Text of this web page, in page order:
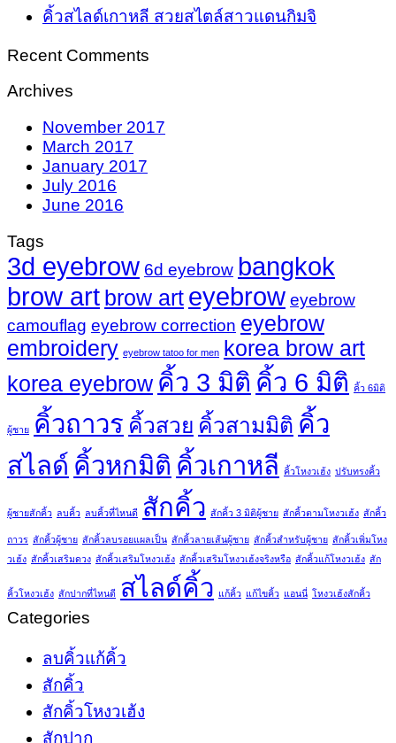
คิ้วสไลด์เกาหลี สวยสไตล์สาวแดนกิมจิ
Recent Comments
Archives
November 2017
March 2017
January 2017
July 2016
June 2016
Tags
3d eyebrow 6d eyebrow bangkok
brow art brow art eyebrow eyebrow
camouflag eyebrow correction eyebrow
embroidery eyebrow tatoo for men
korea brow art
korea eyebrow คิ้ว 3 มิติ คิ้ว 6 มิติ คิ้ว 6มิติ
ผู้ชาย คิ้วถาวร คิ้วสวย คิ้วสามมิติ คิ้ว
สไลด์ คิ้วหกมิติ คิ้วเกาหลี คิ้วโหงวเฮ้ง ปรับทรงคิ้ว
ผู้ชายสักคิ้ว ลบคิ้ว ลบคิ้วที่ไหนดี สักคิ้ว สักคิ้ว 3 มิติผู้ชาย สักคิ้วตามโหงวเฮ้ง สักคิ้ว
ถาวร สักคิ้วผู้ชาย สักคิ้วลบรอยแผลเป็น สักคิ้วลายเส้นผู้ชาย สักคิ้วสำหรับผู้ชาย สักคิ้วเพิ่มโหง
วเฮ้ง สักคิ้วเสริมดวง สักคิ้วเสริมโหงวเฮ้ง สักคิ้วเสริมโหงวเฮ้งจริงหรือ สักคิ้วแก้โหงวเฮ้ง สัก
คิ้วโหงวเฮ้ง สักปากที่ไหนดี สไลด์คิ้ว แก้คิ้ว แก้ไขคิ้ว แอนนี่ โหงวเฮ้งสักคิ้ว
Categories
ลบคิ้วแก้คิ้ว
สักคิ้ว
สักคิ้วโหงวเฮ้ง
สักปาก